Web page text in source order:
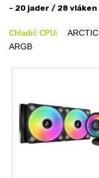
- 20 jader / 28 vláken
Chladič CPU:
ARGB